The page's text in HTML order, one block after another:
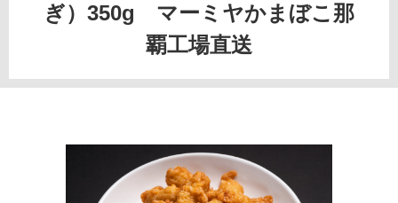
ぎ）350g マーミヤかまぼこ那
覇工場直送